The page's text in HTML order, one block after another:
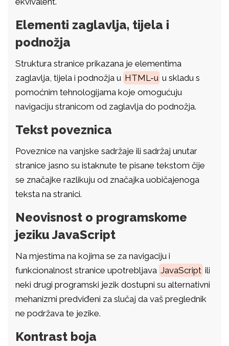
Elementi zaglavlja, tijela i
podnožja
Struktura stranice prikazana je elementima
zaglavlja, tijela i podnožja u HTML-u u skladu s
pomoćnim tehnologijama koje omogućuju
navigaciju stranicom od zaglavlja do podnožja.
Tekst poveznica
Poveznice na vanjske sadržaje ili sadržaj unutar
stranice jasno su istaknute te pisane tekstom čije
se značajke razlikuju od značajka uobičajenoga
teksta na stranici.
Neovisnost o programskome
jeziku JavaScript
Na mjestima na kojima se za navigaciju i
funkcionalnost stranice upotrebljava JavaScript ili
neki drugi programski jezik dostupni su alternativni
mehanizmi predviđeni za slučaj da vaš preglednik
ne podržava te jezike.
Kontrast boja